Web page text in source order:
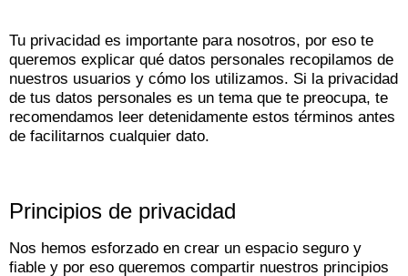
Tu privacidad es importante para nosotros, por eso te
queremos explicar qué datos personales recopilamos de
nuestros usuarios y cómo los utilizamos. Si la privacidad
de tus datos personales es un tema que te preocupa, te
recomendamos leer detenidamente estos términos antes
de facilitarnos cualquier dato.
Principios de privacidad
Nos hemos esforzado en crear un espacio seguro y
fiable y por eso queremos compartir nuestros principios